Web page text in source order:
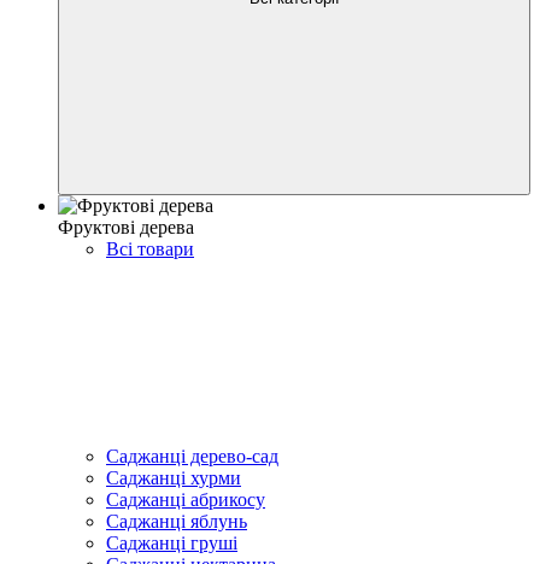
Фруктові дерева
Всі товари
Саджанці дерево-сад
Саджанці хурми
Саджанці абрикосу
Саджанці яблунь
Саджанці груші